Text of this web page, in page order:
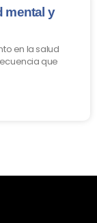
mental y
en la salud
que